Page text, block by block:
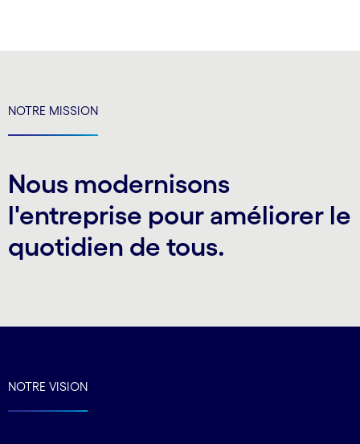
NOTRE MISSION
Nous modernisons
l'entreprise pour améliorer le
quotidien de tous.
NOTRE VISION